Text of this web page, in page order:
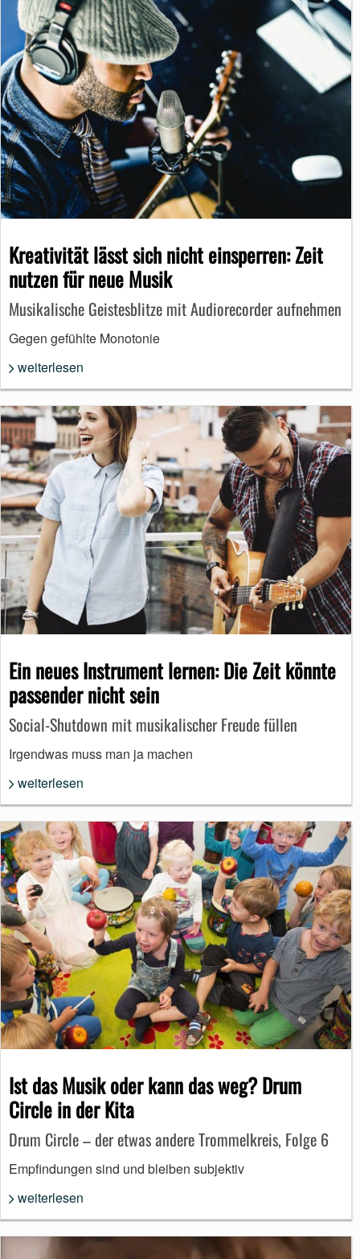
Kreativität lässt sich nicht einsperren: Zeit
nutzen für neue Musik
Musikalische Geistesblitze mit Audiorecorder aufnehmen
Gegen gefühlte Monotonie
weiterlesen
Ein neues Instrument lernen: Die Zeit könnte
passender nicht sein
Social-Shutdown mit musikalischer Freude füllen
Irgendwas muss man ja machen
weiterlesen
Ist das Musik oder kann das weg? Drum
Circle in der Kita
Drum Circle – der etwas andere Trommelkreis, Folge 6
Empfindungen sind und bleiben subjektiv
weiterlesen